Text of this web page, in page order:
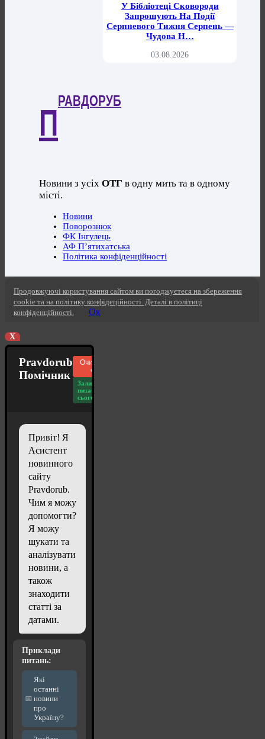
У Бібліотеці Сковороди
Запрошують На Події
Серпневого Тижня Серпень —
Чудова Н…
03.08.2026
П
РАВДОРУБ
Новини з усіхОТГ в одну мить та в одному
місті.
Новини
Поворознюк
ФК Інгулець
АФ П’ятихатська
Політика конфіденційності
Продовжуючі користування сайтом ви погоджуєтеся на збереження
cookie та на політику конфідеційності. Деталі в політиці
конфіденційності.
Ок
X
Pravdorub
Помічник
Очистити
чат
Залишилось
питань
сьогодні: 20
Привіт! Я
Асистент
новинного
сайту
Pravdorub.
Чим я можу
допомогти?
Я можу
шукати та
аналізувати
новини, а
також
знаходити
статті за
датами.
Приклади
питань:
Які
останні
новини
про
Україну?